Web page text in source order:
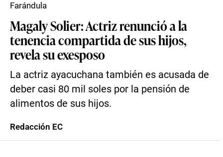
Magaly Solier: Actriz renunció a la
tenencia compartida de sus hijos,
revela su exesposo
La actriz ayacuchana también es acusada de
deber casi 80 mil soles por la pensión de
alimentos de sus hijos.
Farándula
Redacción EC